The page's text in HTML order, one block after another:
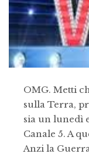
OMG. Metti
sulla Terra,
sia un lunedì
Canale 5. A
Anzi la